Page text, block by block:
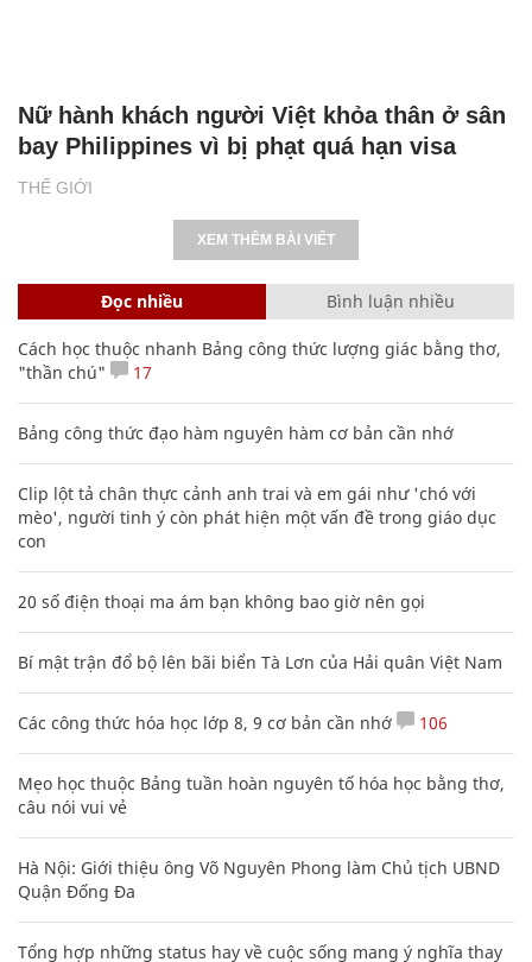
THẾ GIỚI
Nữ hành khách người Việt khỏa thân ở sân
bay Philippines vì bị phạt quá hạn visa
XEM THÊM BÀI VIẾT
Đọc nhiều Bình luận nhiều
Cách học thuộc nhanh Bảng công thức lượng giác bằng thơ,
"thần chú"
17
Bảng công thức đạo hàm nguyên hàm cơ bản cần nhớ
Clip lột tả chân thực cảnh anh trai và em gái như 'chó với
mèo', người tinh ý còn phát hiện một vấn đề trong giáo dục
con
20 số điện thoại ma ám bạn không bao giờ nên gọi
Bí mật trận đổ bộ lên bãi biển Tà Lơn của Hải quân Việt Nam
Các công thức hóa học lớp 8, 9 cơ bản cần nhớ 106
Mẹo học thuộc Bảng tuần hoàn nguyên tố hóa học bằng thơ,
câu nói vui vẻ
Hà Nội: Giới thiệu ông Võ Nguyên Phong làm Chủ tịch UBND
Quận Đống Đa
Tổng hợp những status hay về cuộc sống mang ý nghĩa thay